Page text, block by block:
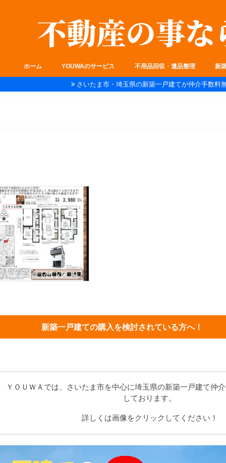
ホーム YOUWAのサービス 不用品回収・遺品整理 新
さいたま市・埼玉県の新築一戸建てが仲介手数
新築一戸建ての購入を検討されている方へ！
ＹＯＵＷＡでは、さいたま市を中心に埼玉県の新築一戸建て仲
しております。
詳しくは画像をクリックしてください！